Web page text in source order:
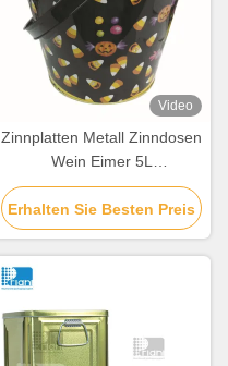
Video
Zinnplatten Metall Zinndosen
Wein Eimer 5L
personalisierte Weinkühler
Eimer
Erhalten Sie Besten Preis